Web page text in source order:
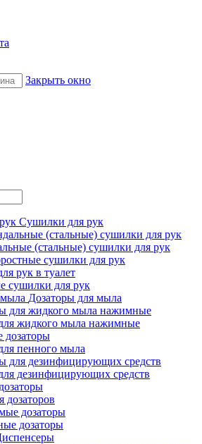
Закрыть окно
Сушилки для рук
(стальные) сушилки для рук
сушилки для рук
рук в туалет
сушилки для рук
Дозаторы для мыла
жидкого мыла нажимные
дозаторы
пенного мыла
дезинфицирующих средств
дозаторов
дозаторы
дозаторы